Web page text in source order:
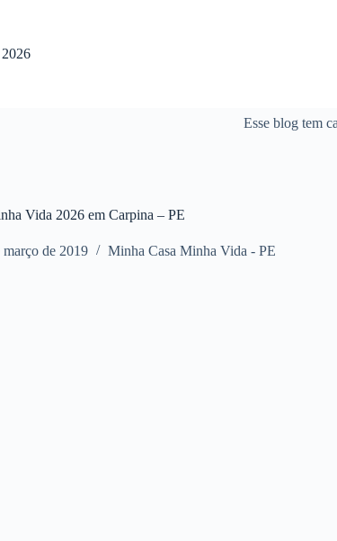
Esse blog tem
Vida 2026 em Carpina – PE
março de 2019 Minha Casa Minha Vida - PE